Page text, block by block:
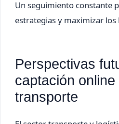
Un seguimiento constante
estrategias y maximizar los
Perspectivas
captación online
transporte